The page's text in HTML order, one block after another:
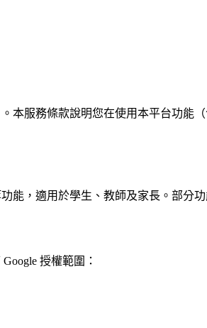
本服務條款說明您在使用本平台功
，適用於學生、教師及家長。部分
授權範圍：